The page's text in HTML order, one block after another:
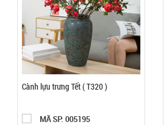
Cành lựu trưng Tết ( T320 )
MÃ SP: 005195